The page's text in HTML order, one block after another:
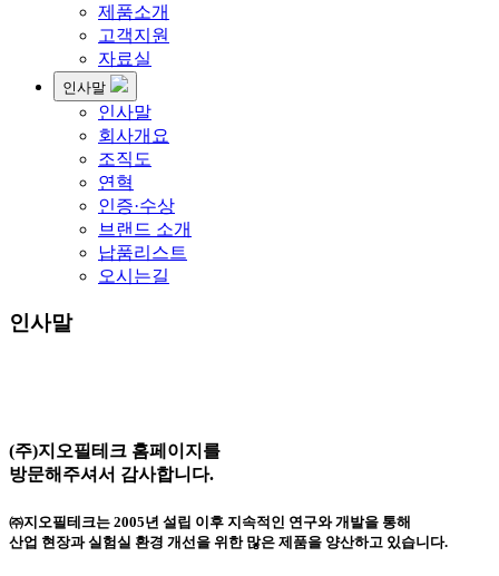
제품소개
고객지원
자료실
인사말
인사말
회사개요
조직도
연혁
인증·수상
브랜드 소개
납품리스트
오시는길
인사말
(주)지오필테크 홈페이지를
방문해주셔서 감사합니다.
㈜지오필테크는 2005년 설립 이후 지속적인 연구와 개발을 통해
산업 현장과 실험실 환경 개선을 위한 많은 제품을 양산하고 있습니다.